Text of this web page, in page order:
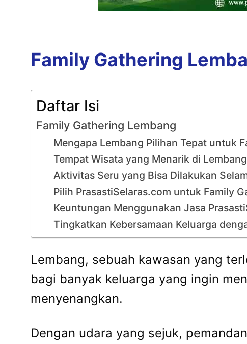
Family Gathering
Daftar Isi
Family Gathering Lembang
Mengapa Lembang Pilihan Tepat untuk
Tempat Wisata yang Menarik di
Aktivitas Seru yang Bisa Dilakukan
Pilih PrasastiSelaras.com untuk Family
Keuntungan Menggunakan Jasa
Tingkatkan Kebersamaan Keluarga
Lembang, sebuah kawasan yang
bagi banyak keluarga yang ingin
menyenangkan.
Dengan udara yang sejuk,